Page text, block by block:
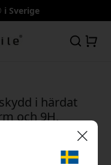
i Sverige
i härdat
och 9H,